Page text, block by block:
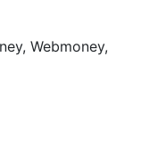
Webmoney,